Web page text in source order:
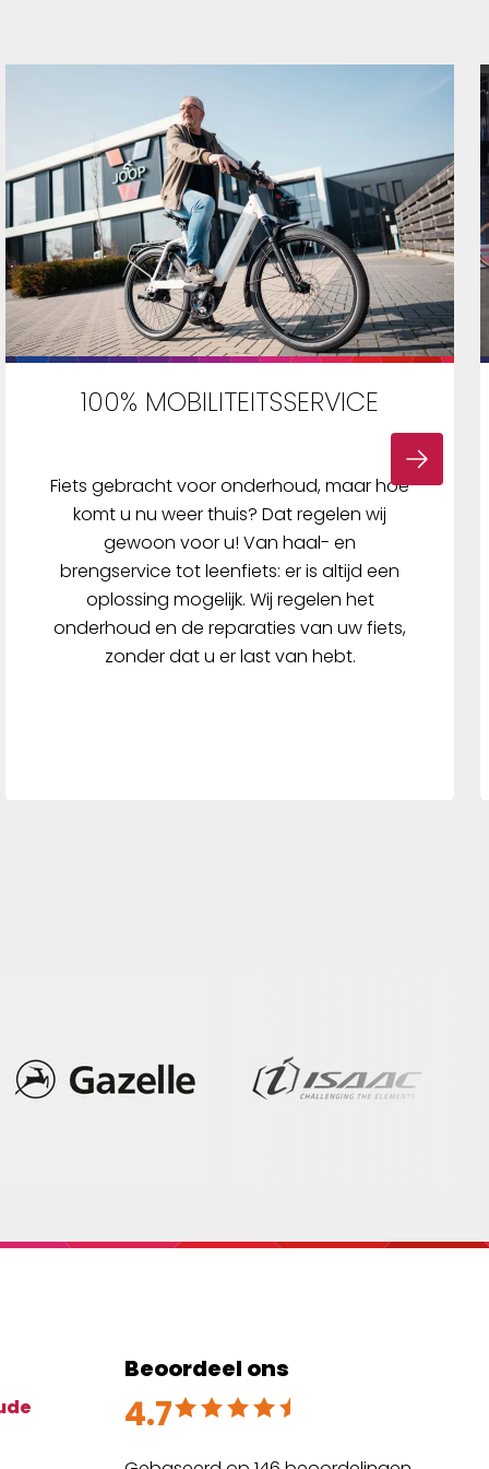
100% MOBILITEITSSERVICE
Fiets gebracht voor onderhoud, maar hoe
komt u nu weer thuis? Dat regelen wij
gewoon voor u! Van haal- en
brengservice tot leenfiets: er is altijd een
oplossing mogelijk. Wij regelen het
onderhoud en de reparaties van uw fiets,
zonder dat u er last van hebt.
Beoordeel ons
4.7
Beoordeeld met 4.7 uit 5